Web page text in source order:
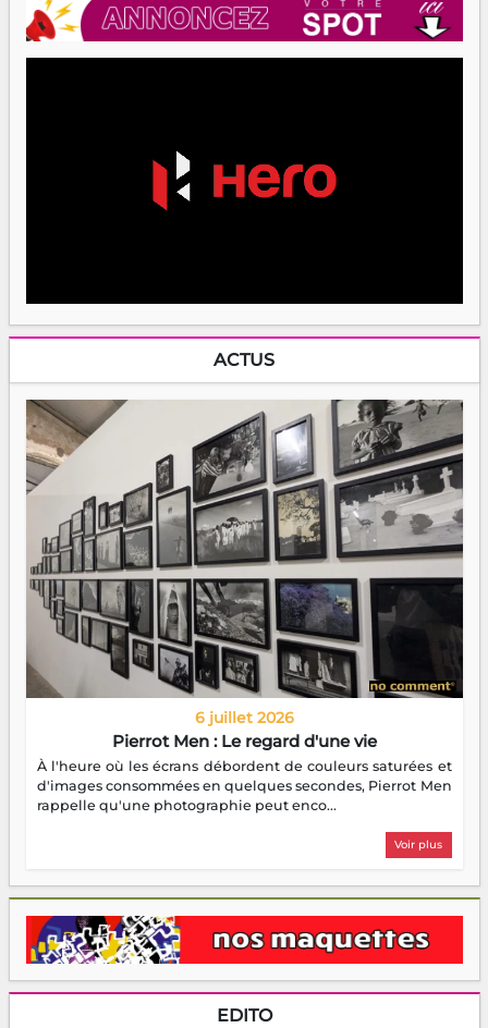
ACTUS
6 juillet 2026
Pierrot Men : Le regard d'une vie
À l'heure où les écrans débordent de couleurs saturées et
d'images consommées en quelques secondes, Pierrot Men
rappelle qu'une photographie peut enco...
Voir plus
EDITO